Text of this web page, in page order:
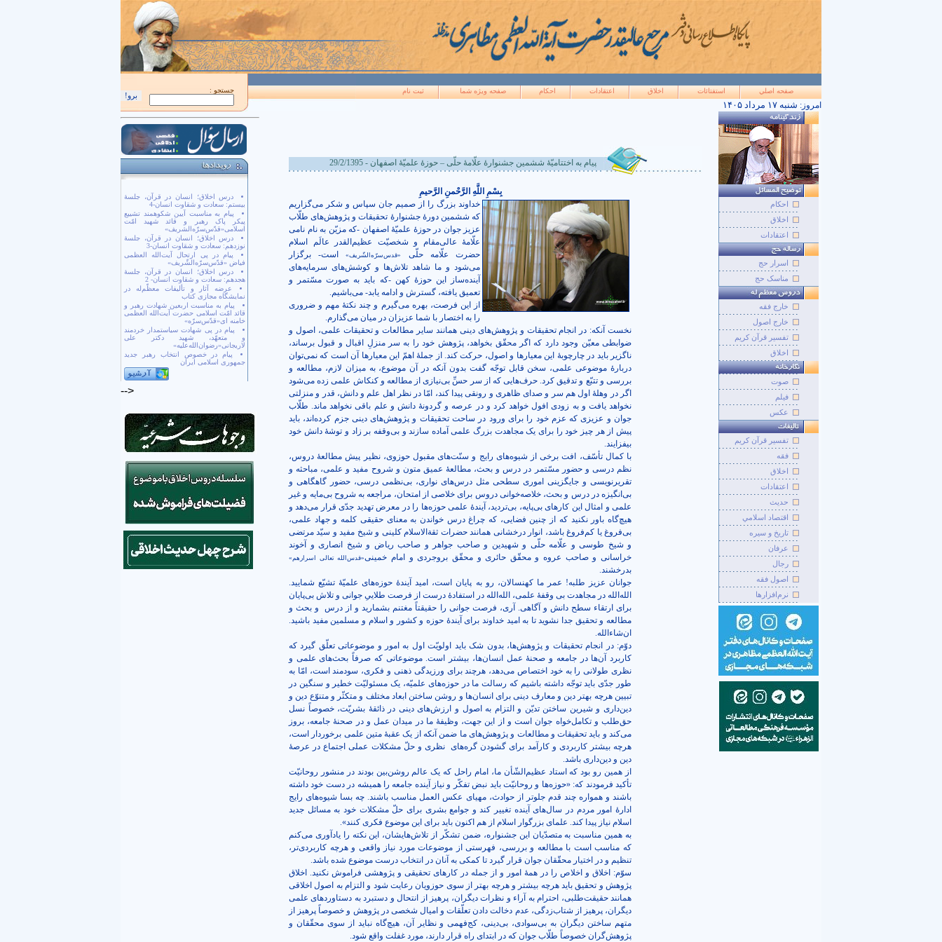
جستجو : صفحه اصلي استفتائات اخلاق اعتقادات احکام صفحه ويژه شما ثبت نام
امروز: ۱۴۰۵ شنبه ۱۷ مرداد
درس اخلاق؛ انسان در قرآن، جلسۀ
بیستم: سعادت و شقاوت انسان-4
پیام به مناسبت آیین شکوهمند تشییع
پیکر پاک رهبر و قائد شهید امّت
اسلامی«قدّس‌سرّه‌الشریف»
درس اخلاق؛ انسان در قرآن، جلسۀ
نوزدهم: سعادت و شقاوت انسان-3
پیام در پی ارتحال آیت‌الله العظمی
فیاض «قدّس‌سرّه‌الشّریف»
درس اخلاق؛ انسان در قرآن، جلسۀ
هجدهم: سعادت و شقاوت انسان- 2
عرضه آثار و تألیفات معظّم‌له در
نمایشگاه مجازی کتاب
پیام به مناسبت اربعین شهادت رهبر و
قائد امّت اسلامی حضرت آیت‌الله العظمی
خامنه ای«قدّس‌سرّه»
پیام در پی شهادت سیاستمدار خردمند
و متعهّد، شهید دکتر علی
لاریجانی«رضوان‌الله‌علیه»
پیام در خصوص انتخاب رهبر جدید
جمهوری اسلامی ایران
-->
پیام به اختتامیّۀ ششمین جشنوارۀ علّامۀ حلّی – حوزۀ علمیّۀ اصفهان - 29/2/1395
بِسْمِ اللَّهِ الرَّحْمنِ الرَّحيمِ
خداوند بزرگ را از صمیم جان سپاس و شکر می‌گزاریم
که ششمین دورۀ جشنوارۀ تحقیقات و پژوهش‌های طلّاب
عزیز جوان در حوزۀ علمیّۀ اصفهان -که مزیّن به نام نامی
علّامۀ عالی‌مقام و شخصیّت عظیم‌القدر عالَم اسلام
حضرت علّامه حلّی
«قدس‌سرّه‌الشّریف»است- برگزار
می‌شود و ما شاهد تلاش‌ها و کوشش‌های سرمایه‌های
آینده‌ساز این حوزۀ کهن -که باید به صورت مسّتمر و
تعمیق یافته، گسترش و ادامه یابد- می‌باشیم.
از این فرصت، بهره می‌گیرم و چند نکتۀ مهم و ضروری
را به اختصار با شما عزیزان در میان می‌گذارم.
نخست آنکه: در انجام تحقیقات و پژوهش‌های دینی همانند سایر مطالعات و تحقیقات علمی، اصول و
ضوابطی معیّن وجود دارد که اگر محقّق بخواهد، پژوهش خود را به سر منزلِ اقبال و قبول برساند،
ناگزیر باید در چارچوبۀ این معیارها و اصول، حرکت کند. از جملۀ اهمّ این معیارها آن است که نمی‌توان
دربارۀ موضوعی علمی، سخن قابل توجّه گفت بدون آنکه در آن موضوع، به میزان لازم، مطالعه و
بررسی و تتبّع و تدقیق کرد. حرف‌هایی که از سر حسِّ بی‌نیازی از مطالعه و کنکاش علمی زده می‌شود
اگر در وهلۀ اول هم سر و صدای ظاهری و رونقی پیدا کند، امّا در نظر اهل علم و دانش، قدر و منزلتی
نخواهد یافت و به زودی افول خواهد کرد و در عرصه و گردونۀ دانش و علم باقی نخواهد ماند. طلّاب
جوان و عزیزی که عزم خود را برای ورود در ساحت تحقیقات و پژوهش‌های دینی جزم کرده‌اند، باید
پیش از هر چیز خود را برای یک مجاهدت بزرگ علمی آماده سازند و بی‌وقفه بر زاد و توشۀ دانش خود
بیفزایند.
با کمال تأسّف، افت برخی از شیوه‌های رایج و سنّت‌های مقبول حوزوی، نظیر پیش مطالعۀ دروس،
نظم درسی و حضور مسّتمر در درس و بحث، مطالعۀ عمیق متون و شروح مفید و علمی، مباحثه و
تقریرنویسی و جایگزینی اموری سطحی مثل درس‌های نواری، بی‌نظمی درسی، حضور گاهگاهی و
بی‌انگیزه در درس و بحث، خلاصه‌خوانی دروس برای خلاصی از امتحان، مراجعه به شروح بی‌مایه و غیر
علمی و امثال این کارهای بی‌پایه، بی‌تردید، آیندۀ علمی حوزه‌ها را در معرض تهدید جدّی قرار می‌دهد و
هیچ‌گاه باور نکنید که از چنین فضایی، که چراغ درس خواندن به معنای حقیقی کلمه و جهاد علمی،
بی‌فروغ یا کم‌فروغ باشد، انوار درخشانی همانند حضرات ثقة‌الاسلام کلینی و شیخ مفید و سیّد مرتضی
و شیخ طوسی و علّامه حلّی و شهیدین و صاحب جواهر و صاحب ریاض و شیخ انصاری و آخوند
خراسانی و صاحب عروه و محقّق حائری و محقّق بروجردی و امام خمینی«قدس‌الله تعالی اسرارهم»
بدرخشند.
جوانان عزیز طلبه! عمر ما کهنسالان، رو به پایان است، امید آیندۀ حوزه‌های علمیّۀ تشیّع شمایید.
الله‌الله در مجاهدت بی وقفۀ علمی، الله‌الله در استفادۀ درست از فرصت طلاییِ جوانی و تلاش بی‌پایان
برای ارتقاء سطح دانش و آگاهی. آری، فرصت جوانی را حقیقتاً مغتنم بشمارید و از درس
و بحث و
مطالعه و تحقیق جدا نشوید تا به امید خداوند برای آیندۀ حوزه و کشور و اسلام و مسلمین مفید باشید.
ان‌شاءالله.
دوّم: در انجام تحقیقات و پژوهش‌ها، بدون شک باید اولویّت اول به امور و موضوعاتی تعلّق گیرد که
کاربرد آن‌ها در جامعه و صحنۀ عمل انسان‌ها، بیشتر است. موضوعاتی که صرفاً بحث‌های علمی و
نظری طولانی را به خود اختصاص می‌دهد، هرچند برای ورزیدگی ذهنی و فکری، سودمند است، امّا به
طور جدّی باید توجّه داشته باشیم که رسالت ما در حوزه‌های علمیّه، یک مسئولیّت خطیر و سنگین در
تبیین هرچه بهتر دین و معارف دینی برای انسان‌ها و روشن ساختن ابعاد مختلف و متکثّر و متنوّع دین و
دین‌داری و شیرین ساختن تدیّن و التزام به اصول و ارزش‌های دینی در ذائقۀ بشریّت، خصوصاً نسل
حق‌طلب و تکامل‌خواه جوان است و از این جهت، وظیفۀ ما در میدان عمل و در صحنۀ جامعه، بروز
می‌کند و باید تحقیقات و مطالعات و پژوهش‌های ما ضمن آنکه از یک عقبۀ متین علمی برخوردار است،
هرچه بیشتر کاربردی و کارآمد برای گشودن گره‌های نظری و حلّ مشکلات عملی اجتماع در عرصۀ
دین و دین‌داری باشد.
از همین رو بود که استاد عظیم‌الشّأن ما، امام راحل که یک عالم روشن‌بین بودند در منشور روحانیّت
تأکید فرمودند که: «حوزه‌ها و روحانیّت باید نبض تفکّر و نیاز آینده جامعه را همیشه در دست خود داشته
باشند و همواره چند قدم جلوتر از حوادث، مهیای عکس العمل مناسب باشند. چه بسا شیوه‌های رایج
ادارۀ امور مردم در سال‌های آینده تغییر کند و جوامع بشری برای حلّ مشکلات خود به مسائل جدید
اسلام نیاز پیدا کند. علمای بزرگوار اسلام از هم اکنون باید برای این موضوع فکری کنند».
به همین مناسبت به متصدّیان این جشنواره، ضمن تشکّر از تلاش‌هایشان، این نکته را یادآوری می‌کنم
که مناسب است با مطالعه و بررسی، فهرستی از موضوعات مورد نیاز واقعی و هرچه کاربردی‌تر،
تنظیم و در اختیار محقّقان جوان قرار گیرد تا کمکی به آنان در انتخاب درست موضوع شده باشد.
سوّم: اخلاق و اخلاص را در همۀ امور و از جمله در کارهای تحقیقی و پژوهشی فراموش نکنید. اخلاق
پژوهش و تحقیق باید هرچه بیشتر و هرچه بهتر از سوی حوزویان رعایت شود و التزام به اصول اخلاقی
همانند حقیقت‌طلبی، احترام به آراء و نظرات دیگران، پرهیز از انتحال و دستبرد به دستاوردهای علمی
دیگران، پرهیز از شتاب‌زدگی، عدم دخالت دادن تعلّقات و امیال شخصی در پژوهش و خصوصاً پرهیز از
متهم ساختن دیگران به بی‌سوادی، بی‌دینی، کج‌فهمی و نظایر آن، هیچ‌گاه نباید از سوی محقّقان و
پژوهش‌گران خصوصاً طلّاب جوان که در ابتدای راه قرار دارند، مورد غفلت واقع شود.
احکام
اخلاق
اعتقادات
اسرار حج
مناسک حج
خارج فقه
خارج اصول
تفسیر قرآن کریم
اخلاق
صوت
فيلم
عکس
تفسير قرآن کريم
فقه
اخلاق
اعتقادات
حديث
اقتصاد اسلامي
تاريخ و سيره
عرفان
رجال
اصول فقه
نرم‌افزارها